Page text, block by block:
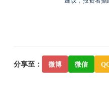
分享至： 微博 微信